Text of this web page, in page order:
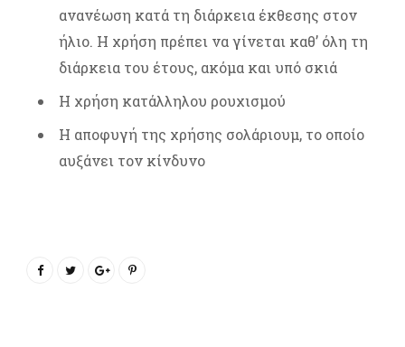
ανανέωση κατά τη διάρκεια έκθεσης στον
ήλιο. Η χρήση πρέπει να γίνεται καθ’ όλη τη
διάρκεια του έτους, ακόμα και υπό σκιά
Η χρήση κατάλληλου ρουχισμού
Η αποφυγή της χρήσης σολάριουμ, το οποίο
αυξάνει τον κίνδυνο